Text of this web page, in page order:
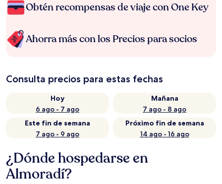
Obtén recompensas de viaje con One Key
Ahorra más con los Precios para socios
Consulta precios para estas fechas
Hoy
6 ago - 7 ago
Mañana
7 ago - 8 ago
Este fin de semana
7 ago - 9 ago
Próximo fin de semana
14 ago - 16 ago
¿Dónde hospedarse en
Almoradí?